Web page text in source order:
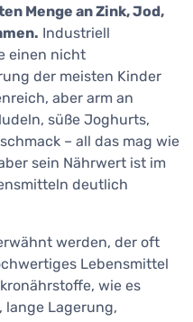
Menge an Zink, Jod,
Industriell
einen nicht
der meisten Kinder
aber arm an
süße Joghurts,
– all das mag wie
sein Nährwert ist im
deutlich
werden, der oft
Lebensmittel
wie es
Lagerung,